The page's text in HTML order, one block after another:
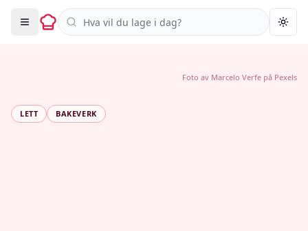
Søk i oppskrifter
LETT BAKEVERK
Foto av Marcelo Verfe på Pexels